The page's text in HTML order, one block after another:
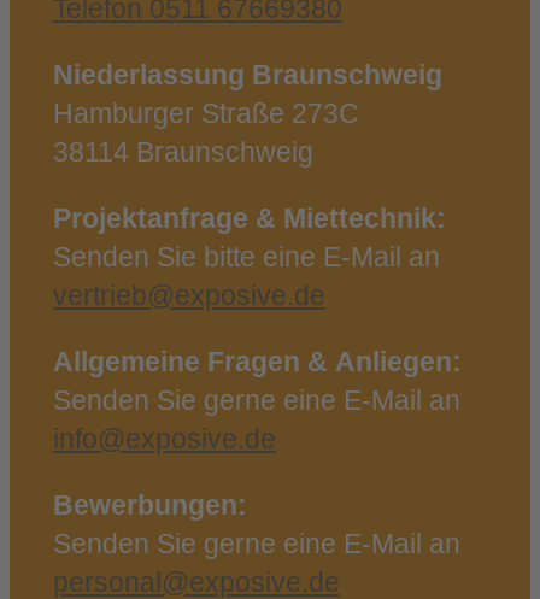
Telefon 0511 67669380
Niederlassung Braunschweig
Hamburger Straße 273C
38114 Braunschweig
Projektanfrage & Miettechnik:
Senden Sie bitte eine E‑Mail an
vertrieb@exposive.de
Allgemeine Fragen & Anliegen:
Senden Sie gerne eine E‑Mail an
info@exposive.de
Bewerbungen:
Senden Sie gerne eine E‑Mail an
personal@exposive.de